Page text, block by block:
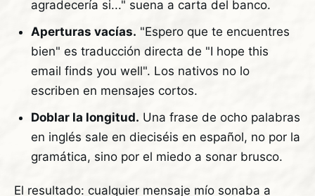
agradecería si..." suena a carta del banco.
Aperturas vacías. "Espero que te encuentres
bien" es traducción directa de "I hope this
email finds you well". Los nativos no lo
escriben en mensajes cortos.
Doblar la longitud. Una frase de ocho palabras
en inglés sale en dieciséis en español, no por la
gramática, sino por el miedo a sonar brusco.
El resultado: cualquier mensaje mío sonaba a